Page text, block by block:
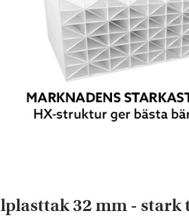
32 mm - stark